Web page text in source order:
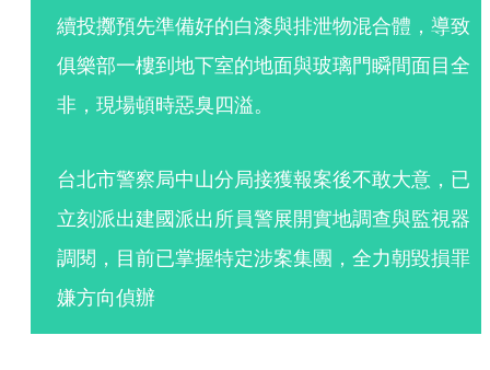
續投擲預先準備好的白漆與排泄物混合體，導致
俱樂部一樓到地下室的地面與玻璃門瞬間面目全
非，現場頓時惡臭四溢。
台北市警察局中山分局接獲報案後不敢大意，已
立刻派出建國派出所員警展開實地調查與監視器
調閱，目前已掌握特定涉案集團，全力朝毀損罪
嫌方向偵辦